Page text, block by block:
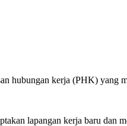
hubungan kerja (PHK) yang
lapangan kerja baru dan